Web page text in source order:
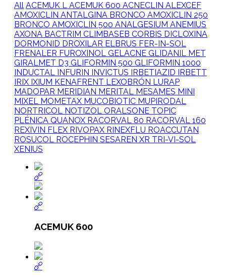
All ACEMUK L ACEMUK 600 ACNECLIN ALEXCEF
AMOXICLIN ANTALGINA BRONCO AMOXICLIN 250
BRONCO AMOXICLIN 500 ANALGESIUM ANEMIUS
AXONA BACTRIM CLIMBASEB CORBIS DICLOXINA
DORMONID DROXILAR ELBRUS FER-IN-SOL
FRENALER FUROXINOL GELACNE GLIDANIL MET
GIRALMET D3 GLIFORMIN 500 GLIFORMIN 1000
INDUCTAL INFURIN INVICTUS IRBETIAZID
IRBETT
IRIX IXIUM KENAFRENT LEXOBRÓN LURAP
MADOPAR MERIDIAN MERITAL MESAMES MINI
MIXEL MOMETAX MUCOBIOTIC MUPIRODAL
NORTRICOL NOTIZOL ORALSONE TOPIC
PLÉNICA QUANOX RACORVAL 80 RACORVAL 160
REXIVIN FLEX RIVOPAX RINEXFLU ROACCUTAN
ROSUCOL ROCEPHIN SESAREN XR TRI-VI-SOL
XENIUS
ACEMUK 600